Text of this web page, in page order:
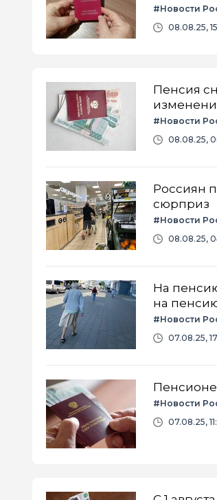
#Новости
08.08.25,
Пенсия
#Новости
08.08.25,
Россиян
сюрприз
#Новости
08.08.25,
На
на
#Новости
07.08.25,
#Новости
07.08.25,